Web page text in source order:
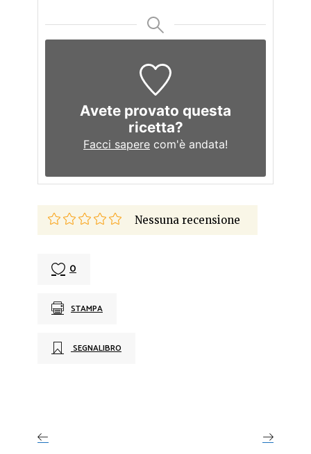
Avete provato questa
ricetta?
Facci sapere com'è andata!
Nessuna recensione
0
STAMPA
SEGNALIBRO